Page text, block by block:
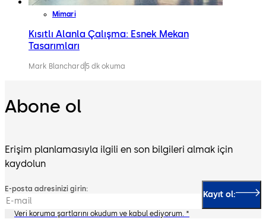
Mimari
Kısıtlı Alanla Çalışma: Esnek Mekan
Tasarımları
Mark Blanchard 5 dk okuma
Abone ol
Erişim planlamasıyla ilgili en son bilgileri almak için
kaydolun
E-posta adresinizi girin:
Kayıt ol:
Veri koruma şartlarını okudum ve kabul ediyorum. *